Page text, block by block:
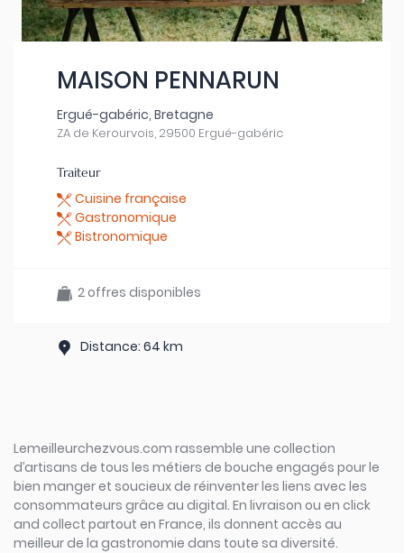
MAISON PENNARUN
Ergué-gabéric, Bretagne
ZA de Kerourvois, 29500 Ergué-gabéric
Traiteur
Cuisine française
Gastronomique
Bistronomique
2 offres disponibles
Distance: 64 km
Lemeilleurchezvous.com rassemble une collection
d’artisans de tous les métiers de bouche engagés pour le
bien manger et soucieux de réinventer les liens avec les
consommateurs grâce au digital. En livraison ou en click
and collect partout en France, ils donnent accès au
meilleur de la gastronomie dans toute sa diversité.